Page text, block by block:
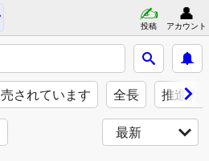
投稿 アカウント
されています 全長 推進力
最新